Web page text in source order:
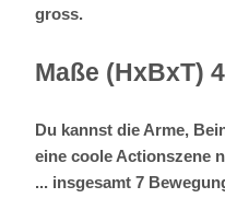
gross.
Maße (HxBxT)
Du kannst die Arme,
eine coole Actionszene
... insgesamt 7